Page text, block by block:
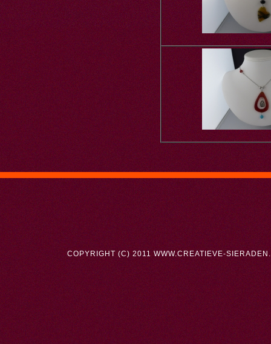
COPYRIGHT (C) 2011 WWW.CREATIEVE-